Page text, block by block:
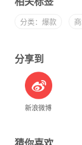
分类：爆款
分享到
新浪微博